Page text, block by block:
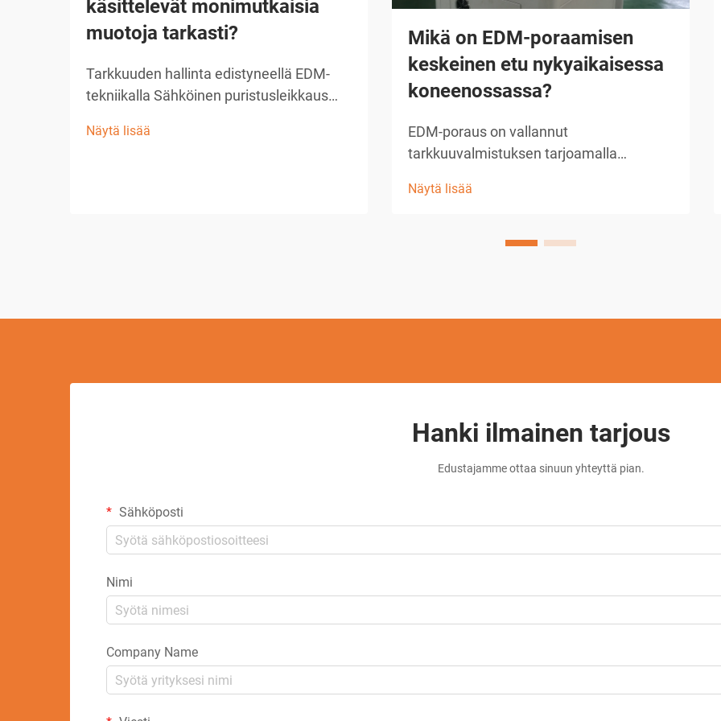
käsittelevät monimutkaisia
muotoja tarkasti?
Tarkkuuden hallinta edistyneellä EDM-
tekniikalla Sähköinen puristusleikkaus
tarkkuusvalmistuksen kulmakivi, joka
Näytä lisää
Mikä on EDM-poraamisen
keskeinen etu nykyaikaisessa
koneenossassa?
EDM-poraus on vallannut
tarkkuuvalmistuksen tarjoamalla
monipuolisuutta mikroreikien ja
valmistuksessa. Tässä kehittyneessä
Näytä lisää
Hanki ilmainen tarjous
Edustajamme ottaa sinuun yhteyttä pian.
Sähköposti
Nimi
Company Name